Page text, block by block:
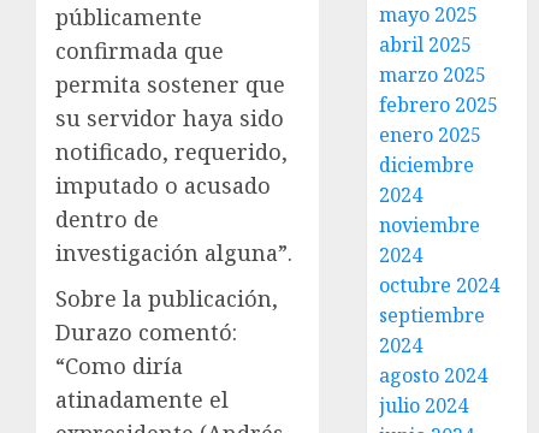
públicamente
confirmada que
permita sostener que
su servidor haya sido
notificado, requerido,
imputado o acusado
dentro de
investigación alguna”.
Sobre la publicación,
Durazo comentó:
“Como diría
atinadamente el
mayo 2025
abril 2025
marzo 2025
febrero 2025
enero 2025
diciembre
2024
noviembre
2024
octubre 2024
septiembre
2024
agosto 2024
julio 2024